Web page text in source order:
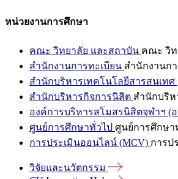
หน่วยงานการศึกษา
คณะ วิทยาลัย และสถาบัน คณะ วิท
สำนักงานการทะเบียน สำนักงานก
สำนักบริหารเทคโนโลยีสารสนเทศ
สำนักบริหารกิจการนิสิต สำนักบริ
องค์การบริหารสโมสรนิสิตจุฬาฯ (
ศูนย์การศึกษาทั่วไป ศูนย์การศึกษา
การประเมินออนไลน์ (MCV) การป
วิจัยและนวัตกรรม